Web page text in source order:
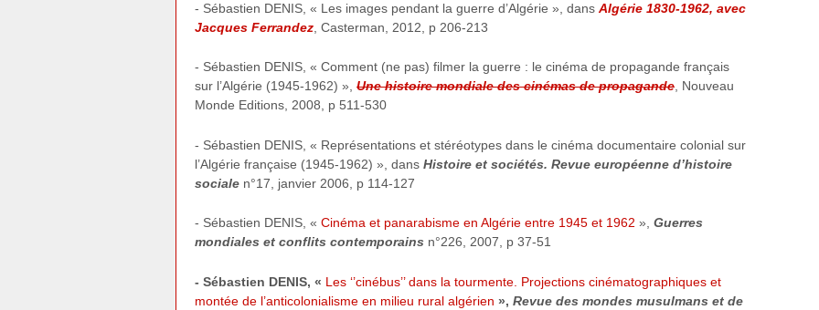
- Sébastien DENIS, « Les images pendant la guerre d’Algérie », dans Algérie 1830-1962, avec
Jacques Ferrandez , Casterman, 2012, p 206-213
- Sébastien DENIS, « Comment (ne pas) filmer la guerre : le cinéma de propagande français
sur l’Algérie (1945-1962) », Une histoire mondiale des cinémas de propagande, Nouveau
Monde Editions, 2008, p 511-530
- Sébastien DENIS, « Représentations et stéréotypes dans le cinéma documentaire colonial sur
l’Algérie française (1945-1962) », dans Histoire et sociétés. Revue européenne d’histoire
sociale n°17, janvier 2006, p 114-127
- Sébastien DENIS, « Cinéma et panarabisme en Algérie entre 1945 et 1962 », Guerres
mondiales et conflits contemporains n°226, 2007, p 37-51
- Sébastien DENIS, « Les ‘’cinébus’’ dans la tourmente. Projections cinématographiques et
montée de l’anticolonialisme en milieu rural algérien », Revue des mondes musulmans et de